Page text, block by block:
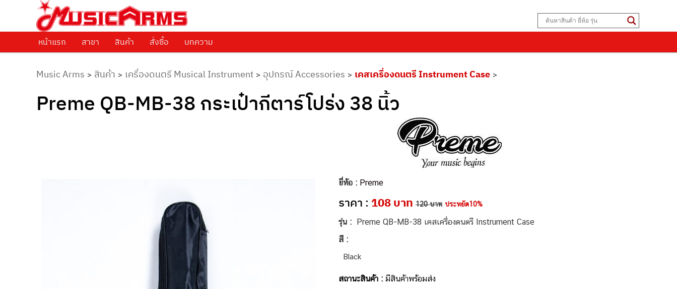
Music Arms
ศูนย์รวมครื่องดนตรีทุกชนิด ตั้งแต่เริ่มต้นถึงมืออาชีพ
Skip to primary content
หน้าแรก สาขา สินค้า สั่งซื้อ บทความ
Music Arms > สินค้า > เครื่องดนตรี Musical Instrument > อุปกรณ์ Accessories > เคสเครื่องดนตรี Instrument Case >
Preme QB-MB-38 กระเป๋ากีตาร์โปร่ง 38 นิ้ว
ยี่ห้อ : Preme
ราคา : 108 บาท 120 บาท ประหยัด10%
รุ่น : Preme QB-MB-38 เคสเครื่องดนตรี Instrument Case
สี :
Black
สถานะสินค้า : มีสินค้าพร้อมส่ง